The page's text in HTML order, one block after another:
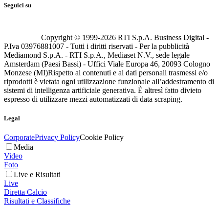
Seguici su
Copyright © 1999-2026 RTI S.p.A. Business Digital -
P.Iva 03976881007 - Tutti i diritti riservati - Per la pubblicità
Mediamond S.p.A. - RTI S.p.A., Mediaset N.V., sede legale
Amsterdam (Paesi Bassi) - Uffici Viale Europa 46, 20093 Cologno
Monzese (MI)Rispetto ai contenuti e ai dati personali trasmessi e/o
riprodotti è vietata ogni utilizzazione funzionale all’addestramento di
sistemi di intelligenza artificiale generativa. È altresì fatto divieto
espresso di utilizzare mezzi automatizzati di data scraping.
Legal
CorporatePrivacy PolicyCookie Policy
Media
Video
Foto
Live e Risultati
Live
Diretta Calcio
Risultati e Classifiche